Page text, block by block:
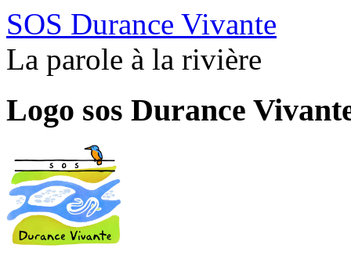
SOS Durance Vivante
La parole à la rivière
Logo sos Durance